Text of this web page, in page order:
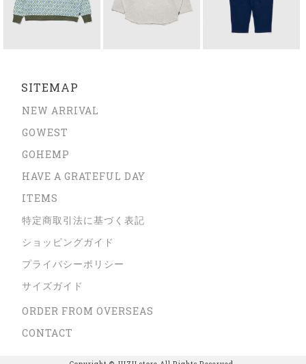
SITEMAP
NEW ARRIVAL
GOWEST
GOHEMP
HAVE A GRATEFUL DAY
ITEMS
特定商取引法に基づく表記
ショッピングガイド
プライバシーポリシー
サイズガイド
ORDER FROM OVERSEAS
CONTACT